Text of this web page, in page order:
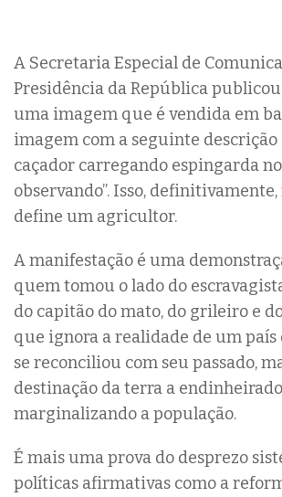
A Secretaria Especial de
Presidência da República
uma imagem que é vendida em
imagem com a seguinte descrição
caçador carregando espingarda
observando”. Isso, definitivamente,
define um agricultor.
A manifestação é uma
quem tomou o lado do
do capitão do mato, do grileiro e
que ignora a realidade de um
se reconciliou com seu passado,
destinação da terra a
marginalizando a população.
É mais uma prova do desprezo
políticas afirmativas como a